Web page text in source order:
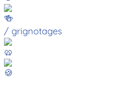
/ grignotages